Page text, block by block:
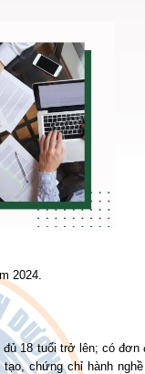
2024.
18 tuổi trở lên; có đơn
chứng chỉ hành